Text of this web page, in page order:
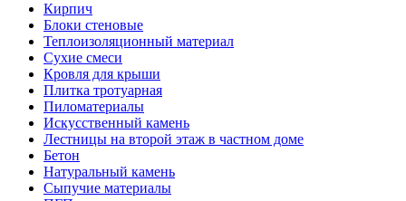
Кирпич
Блоки стеновые
Теплоизоляционный материал
Сухие смеси
Кровля для крыши
Плитка тротуарная
Пиломатериалы
Искусственный камень
Лестницы на второй этаж в частном доме
Бетон
Натуральный камень
Сыпучие материалы